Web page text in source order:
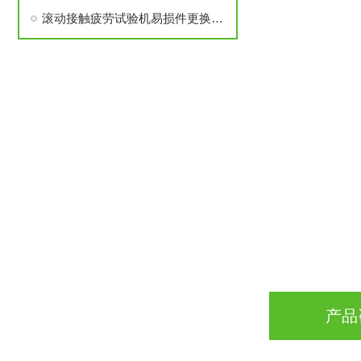
滚动接触疲劳试验机易损件更换、数据溯源的技巧
产